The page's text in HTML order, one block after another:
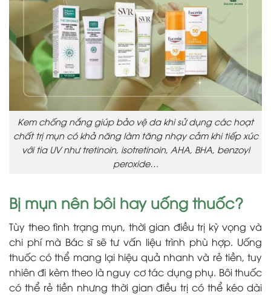
Kem chống nắng giúp bảo vệ da khi sử dụng các hoạt
chất trị mụn có khả năng làm tăng nhạy cảm khi tiếp xúc
với tia UV như tretinoin, isotretinoin, AHA, BHA, benzoyl
peroxide…
Bị mụn nên bôi hay uống thuốc?
Tùy theo tình trạng mụn, thời gian điều trị kỳ vọng và
chi phí mà Bác sĩ sẽ tư vấn liệu trình phù hợp. Uống
thuốc có thể mang lại hiệu quả nhanh và rẻ tiền, tuy
nhiên đi kèm theo là nguy cơ tác dụng phụ. Bôi thuốc
có thể rẻ tiền nhưng thời gian điều trị có thể kéo dài